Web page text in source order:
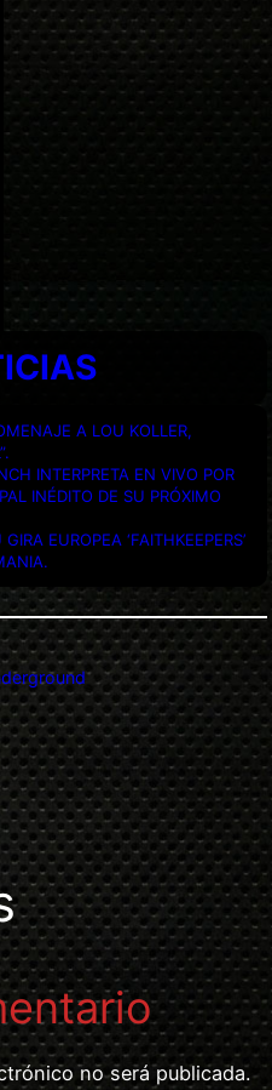
A LOU KOLLER,
INTERPRETA EN VIVO POR
INÉDITO DE SU PRÓXIMO
EUROPEA ‘FAITHKEEPERS’
no será publicada.